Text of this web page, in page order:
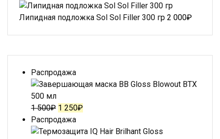
Липидная подложка Sol Sol Filler 300 гр 2 000₽
Распродажа
1 500₽ 1 250₽
Распродажа